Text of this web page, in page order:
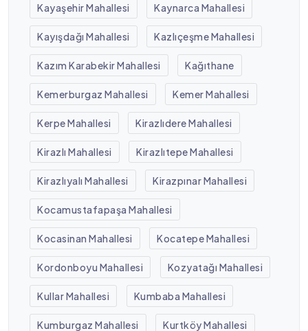
Kayaşehir Mahallesi Kaynarca Mahallesi
Kayışdağı Mahallesi Kazlıçeşme Mahallesi
Kazım Karabekir Mahallesi Kağıthane
Kemerburgaz Mahallesi Kemer Mahallesi
Kerpe Mahallesi Kirazlıdere Mahallesi
Kirazlı Mahallesi Kirazlıtepe Mahallesi
Kirazlıyalı Mahallesi Kirazpınar Mahallesi
Kocamustafapaşa Mahallesi
Kocasinan Mahallesi Kocatepe Mahallesi
Kordonboyu Mahallesi Kozyatağı Mahallesi
Kullar Mahallesi Kumbaba Mahallesi
Kumburgaz Mahallesi Kurtköy Mahallesi